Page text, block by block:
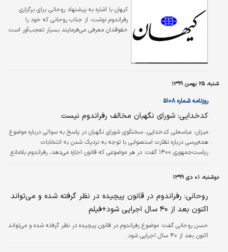
کیهان با اشاره به پیشنهاد روحانی برای برگزاری
رفراندوم نوشت: از جناب روحانی که خود را
حقوقدان معرفی می‌فرمایند بسیار تعجب‌آور است
شنبه، ۲۵ بهمن ۱۳۹۹
روزنامه شماره ۵۱۰۸
کدخدایی: شورای نگهبان مخالف رفراندوم نیست
میزان: عباسعلی کدخدایی، سخنگوی شورای نگهبان در پاسخ به سوالی درباره موضوع
همه‌پرسی درباره نظارت استصوابی با توجه به نزدیک شدن به انتخابات
ریاست‌جمهوری ۱۴۰۰ گفت: در هر موضوعی که قانون اجازه می‌دهد، رفراندوم بلامانع
باید ترتیبات قانونی آن رعایت شود، اگر ترتیبات قانونی رعایت شود ما هم استقبال
می‌کنیم، اما من نمی‌دانم چرا برخی‌ها فقط می‌خواهند این را به منزله یک چماق
استفاده کنند و هر از گاهی فقط این موضوع را مطرح می‌کنند، هر وقت…
دوشنبه، ۰۱ دی ۱۳۹۹
روحانی: رفراندوم در قانون پیچیده در نظر گرفته شده و می‌تواند
اکنون بعد از ۴۰ سال اجرایی شود+فیلم
حسن روحانی گفت: موضوع رفراندوم در قانون پیچیده در نظر گرفته شده و می‌تواند
اکنون بعد از ۴۰ سال اجرایی شود.